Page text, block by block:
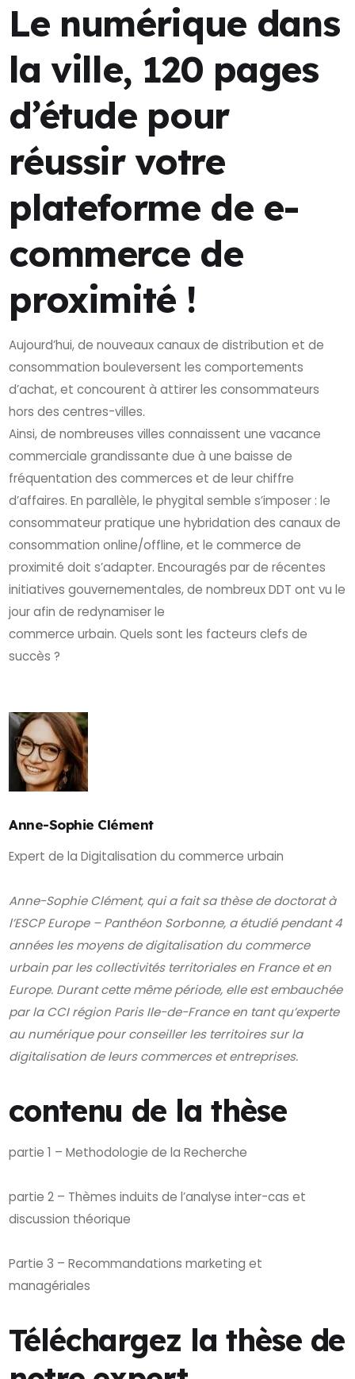
Le numérique dans
la ville, 120 pages
d’étude pour
réussir votre
plateforme de e-
commerce de
proximité !
Aujourd’hui, de nouveaux canaux de distribution et de
consommation bouleversent les comportements
d’achat, et concourent à attirer les consommateurs
hors des centres-villes.
Ainsi, de nombreuses villes connaissent une vacance
commerciale grandissante due à une baisse de
fréquentation des commerces et de leur chiffre
d’affaires. En parallèle, le phygital semble s’imposer : le
consommateur pratique une hybridation des canaux de
consommation online/offline, et le commerce de
proximité doit s’adapter. Encouragés par de récentes
initiatives gouvernementales, de nombreux DDT ont vu le
jour afin de redynamiser le
commerce urbain. Quels sont les facteurs clefs de
succès ?
Anne-Sophie Clément
Expert de la Digitalisation du commerce urbain
Anne-Sophie Clément, qui a fait sa thèse de doctorat à
l’ESCP Europe – Panthéon Sorbonne, a étudié pendant 4
années les moyens de digitalisation du commerce
urbain par les collectivités territoriales en France et en
Europe. Durant cette même période, elle est embauchée
par la CCI région Paris Ile-de-France en tant qu’experte
au numérique pour conseiller les territoires sur la
digitalisation de leurs commerces et entreprises.
contenu de la thèse
partie 1 – Methodologie de la Recherche
partie 2 – Thèmes induits de l’analyse inter-cas et
discussion théorique
Partie 3 – Recommandations marketing et
managériales
Téléchargez la thèse de